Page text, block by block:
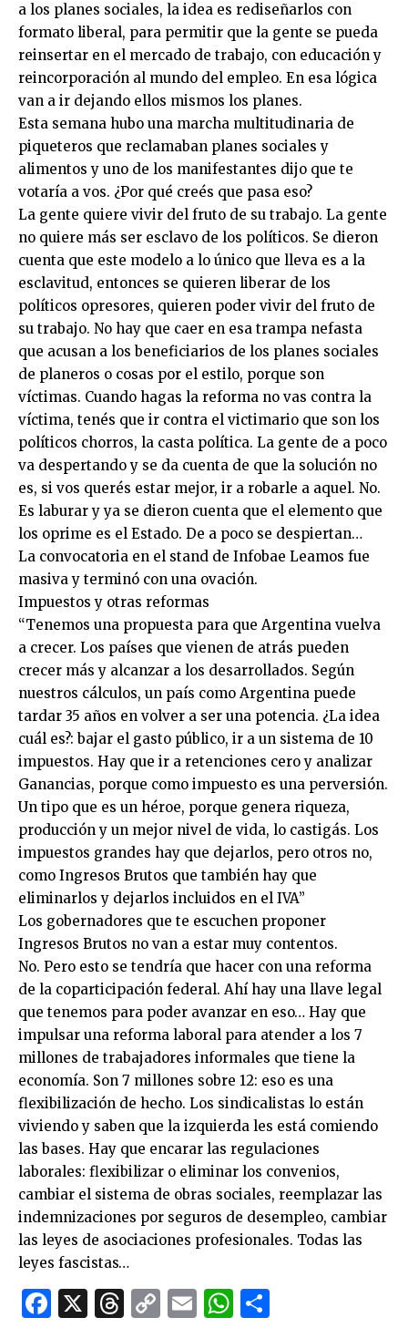
a los planes sociales, la idea es rediseñarlos con
formato liberal, para permitir que la gente se pueda
reinsertar en el mercado de trabajo, con educación y
reincorporación al mundo del empleo. En esa lógica
van a ir dejando ellos mismos los planes.
Esta semana hubo una marcha multitudinaria de
piqueteros que reclamaban planes sociales y
alimentos y uno de los manifestantes dijo que te
votaría a vos. ¿Por qué creés que pasa eso?
La gente quiere vivir del fruto de su trabajo. La gente
no quiere más ser esclavo de los políticos. Se dieron
cuenta que este modelo a lo único que lleva es a la
esclavitud, entonces se quieren liberar de los
políticos opresores, quieren poder vivir del fruto de
su trabajo. No hay que caer en esa trampa nefasta
que acusan a los beneficiarios de los planes sociales
de planeros o cosas por el estilo, porque son
víctimas. Cuando hagas la reforma no vas contra la
víctima, tenés que ir contra el victimario que son los
políticos chorros, la casta política. La gente de a poco
va despertando y se da cuenta de que la solución no
es, si vos querés estar mejor, ir a robarle a aquel. No.
Es laburar y ya se dieron cuenta que el elemento que
los oprime es el Estado. De a poco se despiertan…
La convocatoria en el stand de Infobae Leamos fue
masiva y terminó con una ovación.
Impuestos y otras reformas
“Tenemos una propuesta para que Argentina vuelva
a crecer. Los países que vienen de atrás pueden
crecer más y alcanzar a los desarrollados. Según
nuestros cálculos, un país como Argentina puede
tardar 35 años en volver a ser una potencia. ¿La idea
cuál es?: bajar el gasto público, ir a un sistema de 10
impuestos. Hay que ir a retenciones cero y analizar
Ganancias, porque como impuesto es una perversión.
Un tipo que es un héroe, porque genera riqueza,
producción y un mejor nivel de vida, lo castigás. Los
impuestos grandes hay que dejarlos, pero otros no,
como Ingresos Brutos que también hay que
eliminarlos y dejarlos incluidos en el IVA”
Los gobernadores que te escuchen proponer
Ingresos Brutos no van a estar muy contentos.
No. Pero esto se tendría que hacer con una reforma
de la coparticipación federal. Ahí hay una llave legal
que tenemos para poder avanzar en eso… Hay que
impulsar una reforma laboral para atender a los 7
millones de trabajadores informales que tiene la
economía. Son 7 millones sobre 12: eso es una
flexibilización de hecho. Los sindicalistas lo están
viviendo y saben que la izquierda les está comiendo
las bases. Hay que encarar las regulaciones
laborales: flexibilizar o eliminar los convenios,
cambiar el sistema de obras sociales, reemplazar las
indemnizaciones por seguros de desempleo, cambiar
las leyes de asociaciones profesionales. Todas las
leyes fascistas…
Facebook
X Threads
CopyEmailWhatsApp